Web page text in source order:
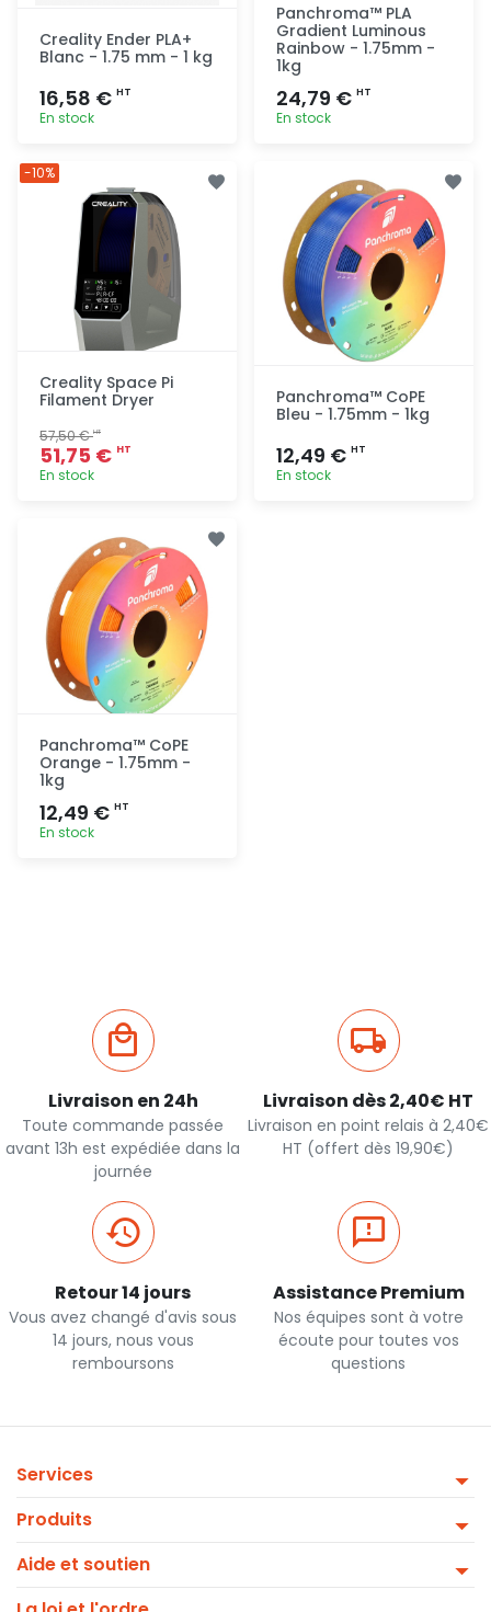
Creality Ender PLA+
Blanc - 1.75 mm - 1 kg
16,58 € HT
En stock
rapide
Panchroma™ PLA
Gradient Luminous
Rainbow - 1.75mm -
1kg
24,79 € HT
En stock
rapide
Creality Space Pi
Filament Dryer
57,50 €HT
51,75 € HT
En stock
rapide
-10%
Panchroma™ CoPE
Bleu - 1.75mm - 1kg
12,49 € HT
En stock
Panchroma™ CoPE
Orange - 1.75mm -
1kg
12,49 € HT
En stock
Livraison en 24h
Toute commande passée
avant 13h est expédiée dans la
journée
Livraison dès 2,40€ HT
Livraison en point relais à 2,40€
HT (offert dès 19,90€)
Retour 14 jours
Vous avez changé d'avis sous
14 jours, nous vous
remboursons
Assistance Premium
Nos équipes sont à votre
écoute pour toutes vos
questions
Services
Produits
Aide et soutien